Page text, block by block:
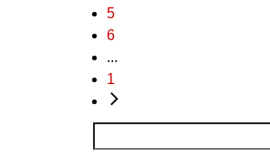
5
6
...
1